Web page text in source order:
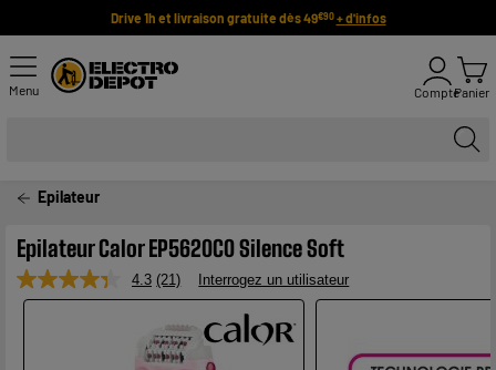
Drive 1h et livraison gratuite dès 49€90 + d'infos
Menu ComptePanier
Epilateur
Epilateur Calor EP5620C0 Silence Soft
4.3 Lire
21
avis.
Lien
sur
(21) Interrogez un utilisateur